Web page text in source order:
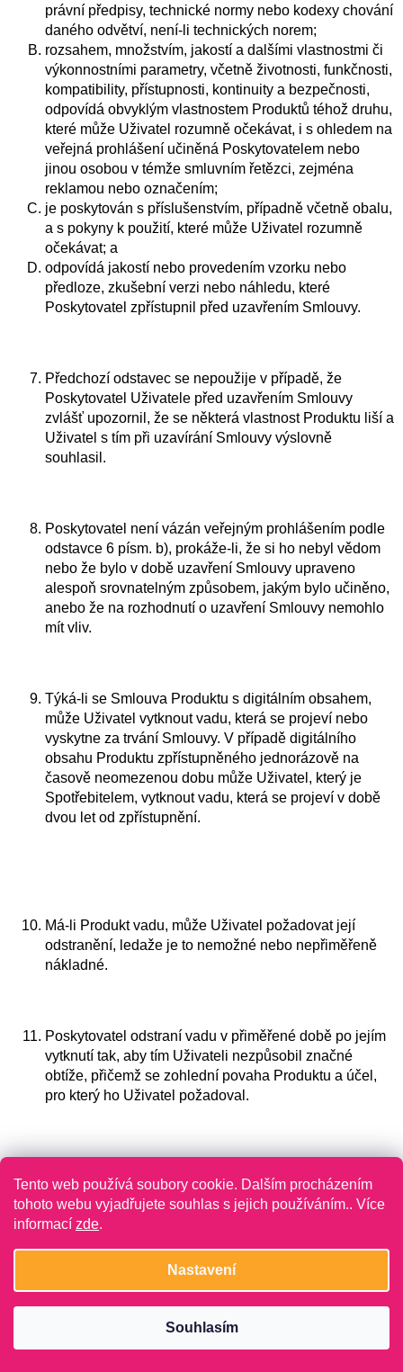
Tento web používá soubory cookie. Dalším procházením
tohoto webu vyjadřujete souhlas s jejich používáním.. Více
informací zde.
Nastavení
Souhlasím
právní předpisy, technické normy nebo kodexy chování
daného odvětví, není-li technických norem;
rozsahem, množstvím, jakostí a dalšími vlastnostmi či
výkonnostními parametry, včetně životnosti, funkčnosti,
kompatibility, přístupnosti, kontinuity a bezpečnosti,
odpovídá obvyklým vlastnostem Produktů téhož druhu,
které může Uživatel rozumně očekávat, i s ohledem na
veřejná prohlášení učiněná Poskytovatelem nebo
jinou osobou v témže smluvním řetězci, zejména
reklamou nebo označením;
je poskytován s příslušenstvím, případně včetně obalu,
a s pokyny k použití, které může Uživatel rozumně
očekávat; a
odpovídá jakostí nebo provedením vzorku nebo
předloze, zkušební verzi nebo náhledu, které
Poskytovatel zpřístupnil před uzavřením Smlouvy.
Předchozí odstavec se nepoužije v případě, že
Poskytovatel Uživatele před uzavřením Smlouvy
zvlášť upozornil, že se některá vlastnost Produktu liší a
Uživatel s tím při uzavírání Smlouvy výslovně
souhlasil.
Poskytovatel není vázán veřejným prohlášením podle
odstavce 6 písm. b), prokáže-li, že si ho nebyl vědom
nebo že bylo v době uzavření Smlouvy upraveno
alespoň srovnatelným způsobem, jakým bylo učiněno,
anebo že na rozhodnutí o uzavření Smlouvy nemohlo
mít vliv.
Týká-li se Smlouva Produktu s digitálním obsahem,
může Uživatel vytknout vadu, která se projeví nebo
vyskytne za trvání Smlouvy. V případě digitálního
obsahu Produktu zpřístupněného jednorázově na
časově neomezenou dobu může Uživatel, který je
Spotřebitelem, vytknout vadu, která se projeví v době
dvou let od zpřístupnění.
Má-li Produkt vadu, může Uživatel požadovat její
odstranění, ledaže je to nemožné nebo nepřiměřeně
nákladné.
Poskytovatel odstraní vadu v přiměřené době po jejím
vytknutí tak, aby tím Uživateli nezpůsobil značné
obtíže, přičemž se zohlední povaha Produktu a účel,
pro který ho Uživatel požadoval.
odstoupit od Smlouvy, pokud
či je zjevné, že ji neodstraní v souladu s předchozím
odstavcem;
je vada podstatným porušením Smlouvy.